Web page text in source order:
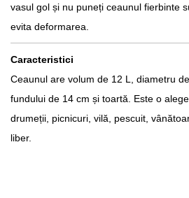
vasul gol și nu puneți ceaunul fierbinte
evita deformarea.
Caracteristici
Ceaunul are volum de 12 L, diametru
fundului de 14 cm și toartă. Este o
drumeții, picnicuri, vilă, pescuit,
liber.